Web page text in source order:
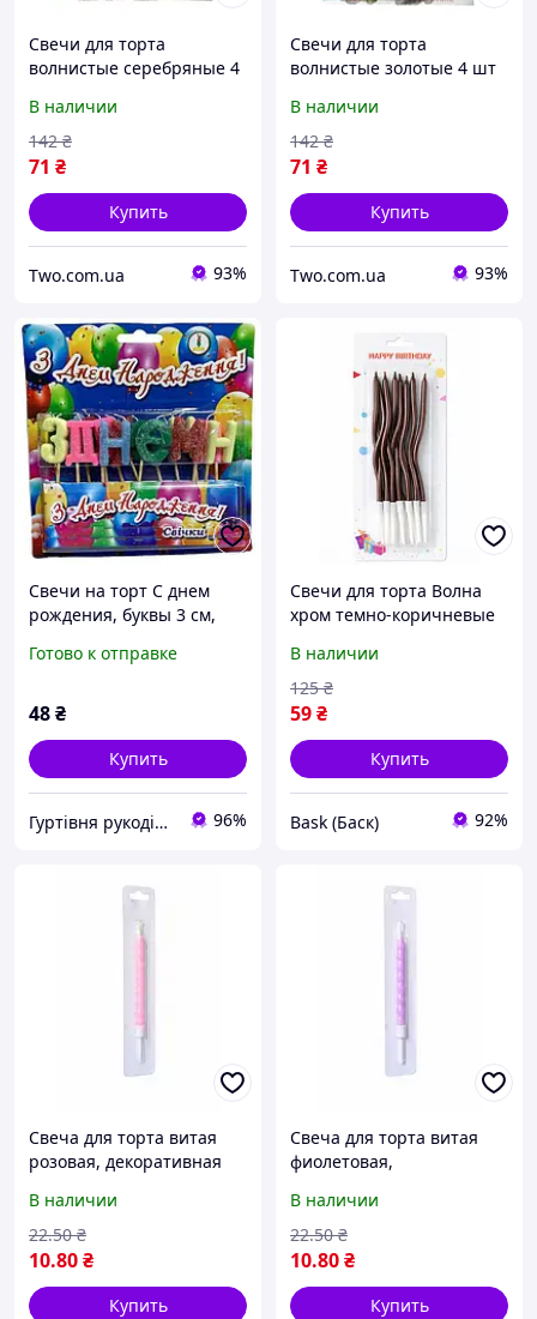
Свечи для торта
волнистые серебряные 4
декоративные свечи в
день рождения
В наличии
71 ₴
142 ₴
Купить
Two.com.ua 93%
Свечи для торта
волнистые золотые 4 шт
декоративные свечи на
день рождения
В наличии
71 ₴
142 ₴
Купить
Two.com.ua 93%
Свечи на торт С днем
рождения, буквы 3 см,
Готово к отправке
48₴
Купить
Гуртівня рукоділля та декору "Т.Р.О.Н" 96%
Свечи для торта Волна
хром темно-коричневые
декоративные свечи на
день рождения bas
В наличии
59₴
125 ₴
Купить
Bask (Баск) 92%
Свеча для торта витая
розовая, декоративная
держателем,
праздничная свеча на
день рождения для
украшения торта
В наличии
10.80₴
22.50 ₴
Купить
Свеча для торта витая
фиолетовая,
спиральная с
держателем,
праздничная свеча на
день рождения для
украшения bas
В наличии
10.80₴
22.50 ₴
Купить